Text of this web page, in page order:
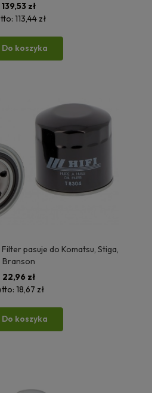
139,53 zł
113,44 zł
Do koszyka
pasuje do Komatsu, Stiga,
Branson
22,96 zł
18,67 zł
Do koszyka